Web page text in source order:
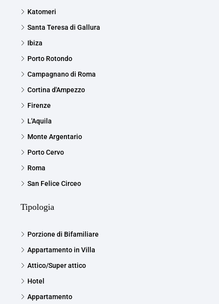
Katomeri
Santa Teresa di Gallura
Ibiza
Porto Rotondo
Campagnano di Roma
Cortina d'Ampezzo
Firenze
L'Aquila
Monte Argentario
Porto Cervo
Roma
San Felice Circeo
Tipologia
Porzione di Bifamiliare
Appartamento in Villa
Attico/Super attico
Hotel
Appartamento